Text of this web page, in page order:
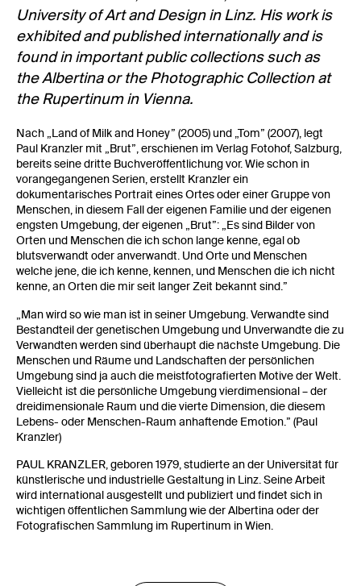
University of Art and Design in Linz. His work is
exhibited and published internationally and is
found in important public collections such as
the Albertina or the Photographic Collection at
the Rupertinum in Vienna.
Nach „Land of Milk and Honey” (2005) und „Tom” (2007), legt
Paul Kranzler mit „Brut”, erschienen im Verlag Fotohof, Salzburg,
bereits seine dritte Buchveröffentlichung vor. Wie schon in
vorangegangenen Serien, erstellt Kranzler ein
dokumentarisches Portrait eines Ortes oder einer Gruppe von
Menschen, in diesem Fall der eigenen Familie und der eigenen
engsten Umgebung, der eigenen „Brut”: „Es sind Bilder von
Orten und Menschen die ich schon lange kenne, egal ob
blutsverwandt oder anverwandt. Und Orte und Menschen
welche jene, die ich kenne, kennen, und Menschen die ich nicht
kenne, an Orten die mir seit langer Zeit bekannt sind.”
„Man wird so wie man ist in seiner Umgebung. Verwandte sind
Bestandteil der genetischen Umgebung und Unverwandte die zu
Verwandten werden sind überhaupt die nächste Umgebung. Die
Menschen und Räume und Landschaften der persönlichen
Umgebung sind ja auch die meistfotografierten Motive der Welt.
Vielleicht ist die persönliche Umgebung vierdimensional – der
dreidimensionale Raum und die vierte Dimension, die diesem
Lebens- oder Menschen-Raum anhaftende Emotion.” (Paul
Kranzler)
PAUL KRANZLER, geboren 1979, studierte an der Universität für
künstlerische und industrielle Gestaltung in Linz. Seine Arbeit
wird international ausgestellt und publiziert und findet sich in
wichtigen öffentlichen Sammlung wie der Albertina oder der
Fotografischen Sammlung im Rupertinum in Wien.